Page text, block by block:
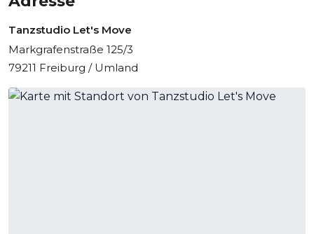
Tanzstudio Let's Move
Markgrafenstraße 125/3
79211 Freiburg / Umland